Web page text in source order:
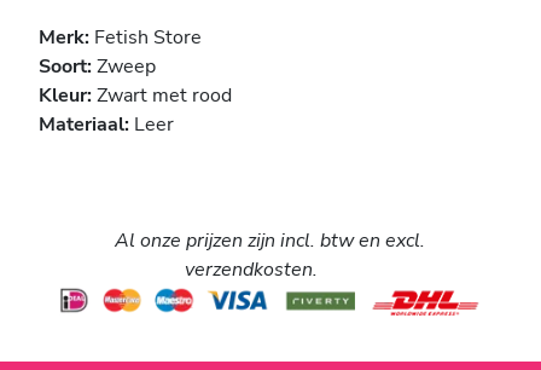
Merk: Fetish Store
Soort:Zweep
Kleur:Zwart met rood
Materiaal: Leer
Al onze prijzen zijn incl. btw en excl.
verzendkosten.